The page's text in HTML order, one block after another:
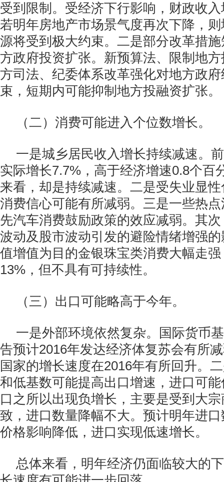
受到限制。受经济下行影响，财政收
若明年房地产市场景气度再次下降，
源将受到极大约束。二是部分改革措
方政府投资扩张。新预算法、限制地
方司法、纪委体系改革强化对地方政
束，短期内可能抑制地方投融资扩张。
（二）消费可能进入个位数增长。
一是城乡居民收入增长持续减速。
实际增长7.7%，高于经济增速0.8个百
来看，却是持续减速。二是受失业显
消费信心可能有所减弱。三是一些热
先汽车消费鼓励政策的效应减弱。其
波动及股市波动引发的避险情绪增强
值增值为目的金银珠宝类消费大幅走
13%，但不具有可持续性。
（三）出口可能略高于今年。
一是外部环境依然复杂。国际货币
告预计2016年发达经济体复苏会有所
国家的增长速度在2016年有所回升。
和低基数可能提高出口增速，进口可
口之所以出现负增长，主要是受到大
致，进口数量降幅不大。预计明年进
价格影响降低，进口实现低速增长。
总体来看，明年经济仍面临较大的